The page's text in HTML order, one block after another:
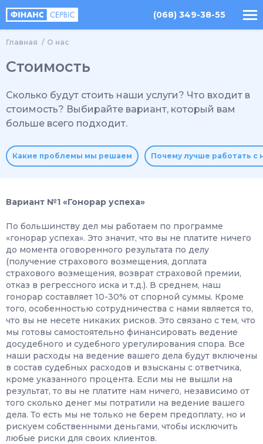
(068) 349-38-55
Главная О нас
Стоимость
Сколько будут стоить наши услуги? Что входит в
стоимость? Выбирайте вариант, который вам
больше всего подходит.
Какие проблемы мы решаем Почему лучше работать с
Вариант №1 «Гонорар успеха»
По большинству дел мы работаем по программе
«гонорар успеха». Это значит, что вы не платите ничего
до момента оговоренного результата по делу
(получение страхового возмещения, доплата
страхового возмещения, возврат страховой премии,
отказ в регрессного иска и т.д.). В среднем, наш
гонорар составляет 10-30% от спорной суммы. Кроме
того, особенностью сотрудничества с нами является то,
что вы не несете никаких рисков. Это связано с тем, что
мы готовы самостоятельно финансировать ведение
досудебного и судебного урегулирования спора. Все
наши расходы на ведение вашего дела будут включены
в состав судебных расходов и взысканы с ответчика,
кроме указанного процента. Если мы не вышли на
результат, то вы не платите нам ничего, независимо от
того сколько денег мы потратили на ведение вашего
дела. То есть мы не только не берем предоплату, но и
рискуем собственными деньгами, чтобы исключить
любые риски для своих клиентов.